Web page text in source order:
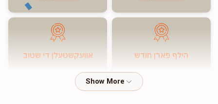
הילף פארן חודש אוועקשטעלן די שטוב